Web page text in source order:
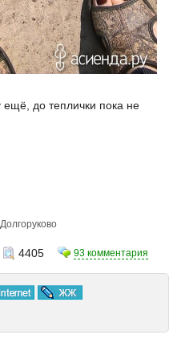
до теплички пока не
Долгоруково
4405 93 комментария